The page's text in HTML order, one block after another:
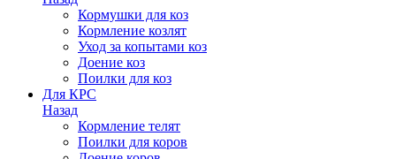
Кормушки для коз
Кормление козлят
Уход за копытами коз
Доение коз
Поилки для коз
Для КРС
Назад
Кормление телят
Поилки для коров